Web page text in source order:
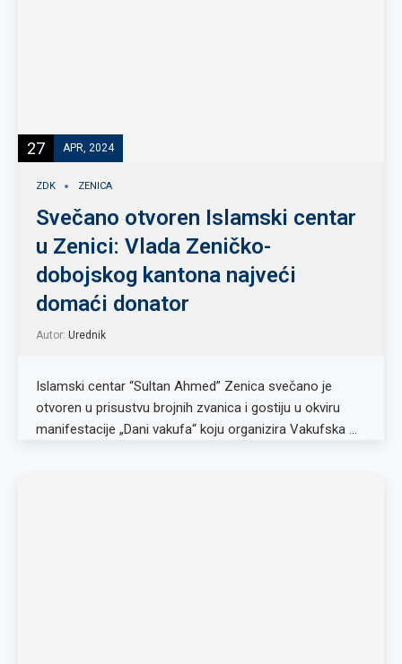
27 APR, 2024
ZDK ZENICA
Svečano otvoren Islamski centar
u Zenici: Vlada Zeničko-
dobojskog kantona najveći
domaći donator
Autor: Urednik
Islamski centar “Sultan Ahmed” Zenica svečano je
otvoren u prisustvu brojnih zvanica i gostiju u okviru
manifestacije „Dani vakufa“ koju organizira Vakufska …